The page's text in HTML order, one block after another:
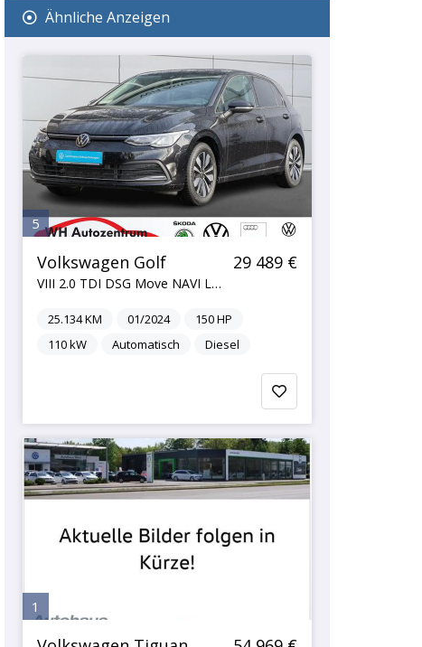
Ähnliche Anzeigen
5
Volkswagen Golf
VIII 2.0 TDI DSG Move NAVI LED AHK REARVIEW
29 489 €
25.134KM 01/2024 150HP
110kW Automatisch Diesel
1